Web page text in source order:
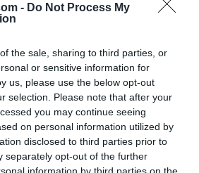
- Do Not Process My
the sale, sharing to third parties, or
or sensitive information for
us, please use the below opt-out
selection. Please note that after your
you may continue seeing
on personal information utilized by
disclosed to third parties prior to
separately opt-out of the further